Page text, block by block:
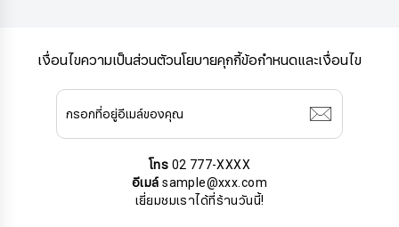
เงื่อนไขความเป็นส่วนตัวนโยบายคุกกี้ข้อกำหนดและเงื่อนไข
โทร02 777-XXXX
อีเมล์sample@xxx.com
เยี่ยมชมเราได้ที่ร้านวันนี้!
สมัครรับจดหมายข่าว